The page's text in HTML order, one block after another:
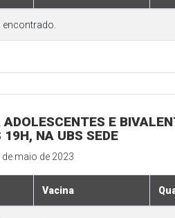
ADOLESCENTES E
NA UBS SEDE
de maio de 2023
Vacina